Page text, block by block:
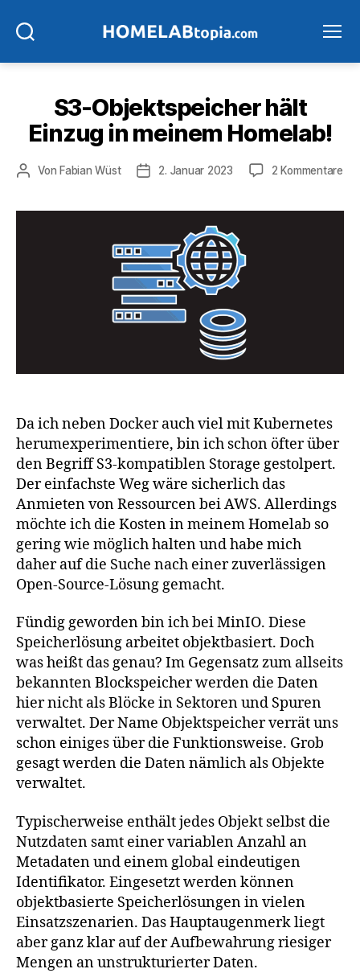
S3-Objektspeicher hält
Einzug in meinem Homelab!
Beitragsautor
Von Fabian Wüst Veröffentlichungsdatum
2. Januar 2023 2 Kommentarezu
hält
Da ich neben Docker auch viel mit Kubernetes
herumexperimentiere, bin ich schon öfter über
den Begriff S3-kompatiblen Storage gestolpert.
Der einfachste Weg wäre sicherlich das
Anmieten von Ressourcen bei AWS. Allerdings
möchte ich die Kosten in meinem Homelab so
gering wie möglich halten und habe mich
daher auf die Suche nach einer zuverlässigen
Open-Source-Lösung gemacht.
Fündig geworden bin ich bei MinIO. Diese
Speicherlösung arbeitet objektbasiert. Doch
was heißt das genau? Im Gegensatz zum allseits
bekannten Blockspeicher werden die Daten
hier nicht als Blöcke in Sektoren und Spuren
verwaltet. Der Name Objektspeicher verrät uns
schon einiges über die Funktionsweise. Grob
gesagt werden die Daten nämlich als Objekte
verwaltet.
Typischerweise enthält jedes Objekt selbst die
Nutzdaten samt einer variablen Anzahl an
Metadaten und einem global eindeutigen
Identifikator. Eingesetzt werden können
objektbasierte Speicherlösungen in vielen
Einsatzszenarien. Das Hauptaugenmerk liegt
aber ganz klar auf der Aufbewahrung riesiger
Mengen an unstrukturierter Daten.